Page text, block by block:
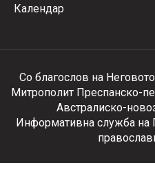
Календар
Со благослов на
Митрополит Преспанско-
Австралиско-
Информативна служба на